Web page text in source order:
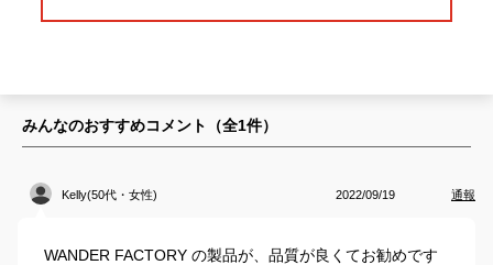
みんなのおすすめコメント（全1件）
Kelly(50代・女性) 2022/09/19 通報
WANDER FACTORY の製品が、品質が良くてお勧めです